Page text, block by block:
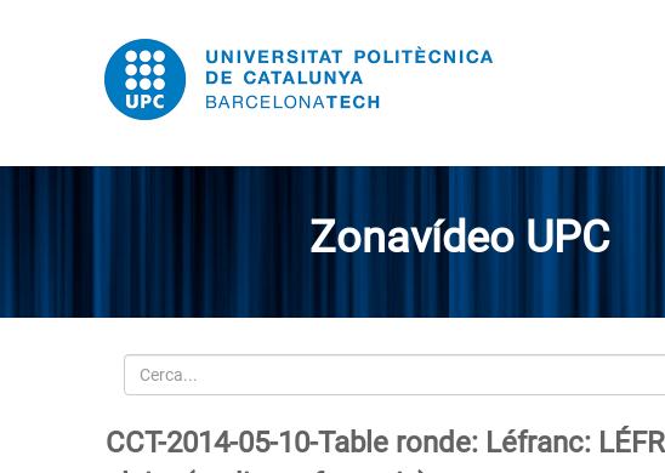
Zonavídeo UPC
Cerca
CCT-2014-05-10-Table ronde: Léfranc: